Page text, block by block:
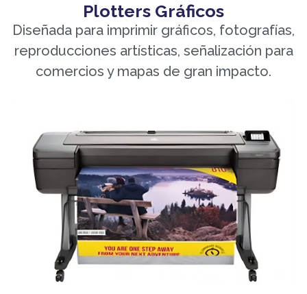
Plotters Gráficos
Diseñada para imprimir gráficos, fotografías,
reproducciones artísticas, señalización para
comercios y mapas de gran impacto.